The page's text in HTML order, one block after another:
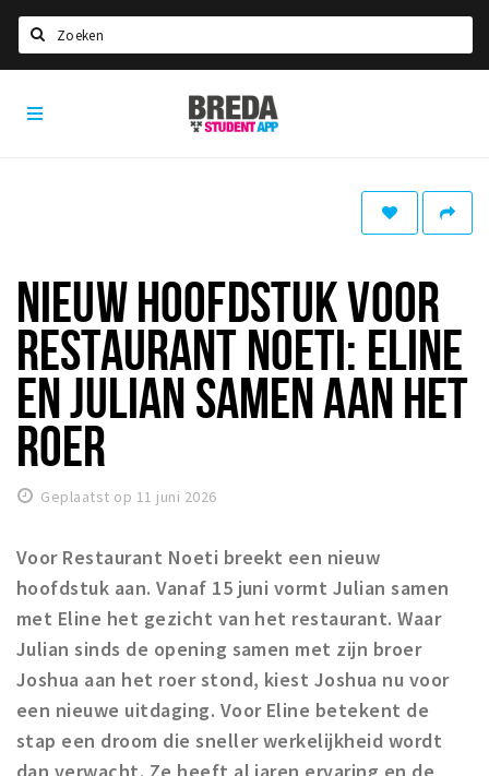
HOME
Studentenverenigingen
Studentenraad
Studentenroutes
New in town? Check FAQ!
WONEN
Woonruimte
Zorgverzekering
Huisarts en eerste hulp
Q&A
KORTING
Breda Student Shop
Draai aan het rad!
Breda
Student
NIEUW HOOFDSTUK VOOR
RESTAURANT NOETI: ELINE
EN JULIAN SAMEN AAN HET
ROER
Geplaatst op 11 juni 2026
Voor Restaurant Noeti breekt een nieuw
hoofdstuk aan. Vanaf 15 juni vormt Julian samen
met Eline het gezicht van het restaurant. Waar
Julian sinds de opening samen met zijn broer
Joshua aan het roer stond, kiest Joshua nu voor
een nieuwe uitdaging. Voor Eline betekent de
stap een droom die sneller werkelijkheid wordt